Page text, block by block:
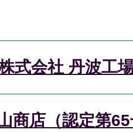
式会社 丹波工
商店（認定第